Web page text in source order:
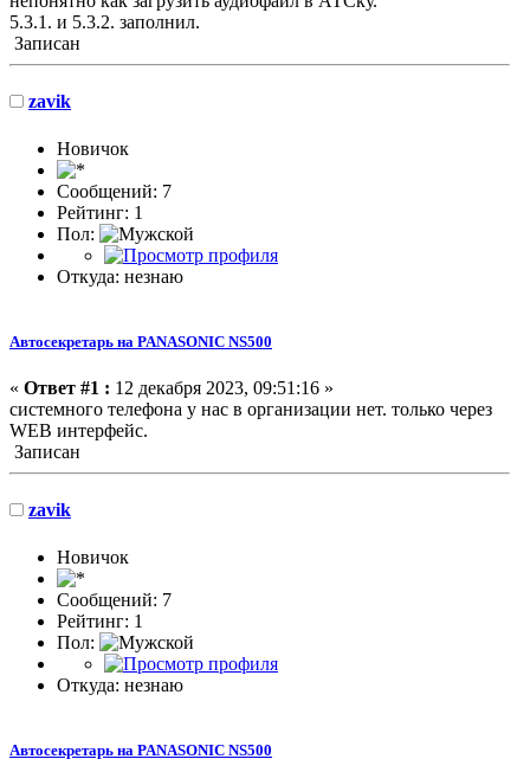
5.3.1. и 5.3.2. заполнил.
Записан
zavik
Новичок
Сообщений: 7
Рейтинг: 1
Пол:
Откуда: незнаю
Автосекретарь на PANASONIC NS500
« Ответ #1 : 12 декабря 2023, 09:51:16 »
системного телефона у нас в организации нет. только через
WEB интерфейс.
Записан
zavik
Новичок
Сообщений: 7
Рейтинг: 1
Пол:
Откуда: незнаю
Автосекретарь на PANASONIC NS500